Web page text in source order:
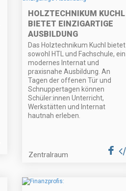
HOLZTECHNIKUM KUCHL
BIETET EINZIGARTIGE
AUSBILDUNG
Das Holztechnikum Kuchl bietet
sowohl HTL und Fachschule, ein
modernes Internat und
praxisnahe Ausbildung. An
Tagen der offenen Tür und
Schnuppertagen können
Schüler:innen Unterricht,
Werkstätten und Internat
hautnah erleben.
Zentralraum